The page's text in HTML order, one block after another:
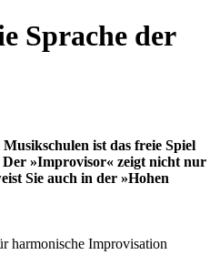
Sprache der
ist das freie Spiel
Der »Improvisor« zeigt nicht nur
Sie auch in der »Hohen
harmonische Improvisation